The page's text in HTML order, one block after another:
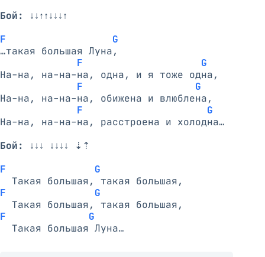
Бой:
↓↓↑↑↓↓↓↑
F                  G
…такая большая Луна,
F                    G
На-на, на-на-на, одна, и я тоже одна,
F                   G
На-на, на-на-на, обижена и влюблена,
F                     G    A
На-на, на-на-на, расстроена и холодна…
Бой:
↓↓↓ ↓↓↓↓ ⇣⇡
F               G
F               G
F              G